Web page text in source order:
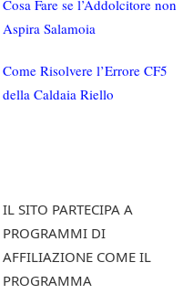
Cosa Fare se l’Addolcitore non
Aspira Salamoia
Come Risolvere l’Errore CF5
della Caldaia Riello
IL SITO PARTECIPA A
PROGRAMMI DI
AFFILIAZIONE COME IL
PROGRAMMA